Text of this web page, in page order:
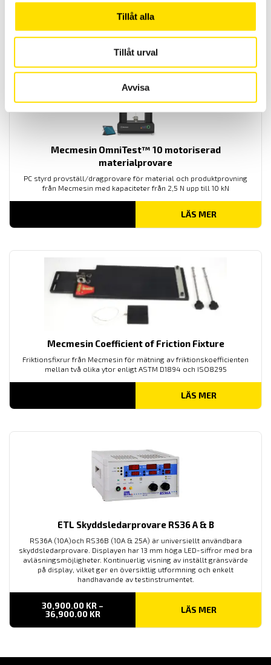
Tillåt alla
Tillåt urval
Avvisa
Mecmesin OmniTest™ 10 motoriserad
materialprovare
PC styrd provställ/dragprovare för material och produktprovning
från Mecmesin med kapaciteter från 2,5 N upp till 10 kN
LÄS MER
Mecmesin Coefficient of Friction Fixture
Friktionsfixrur från Mecmesin för mätning av friktionskoefficienten
mellan två olika ytor enligt ASTM D1894 och ISO8295
LÄS MER
ETL Skyddsledarprovare RS36 A & B
RS36A (10A)och RS36B (10A & 25A) är universiellt användbara
skyddsledarprovare. Displayen har 13 mm höga LED-siffror med bra
avläsningsmöjligheter. Kontinuerlig visning av inställt gränsvärde
på display, vilket ger en översiktlig utformning och enkelt
handhavande av testinstrumentet.
30,900.00 KR –
36,900.00 KRPRISINTERVALL:
TILL
LÄS MER